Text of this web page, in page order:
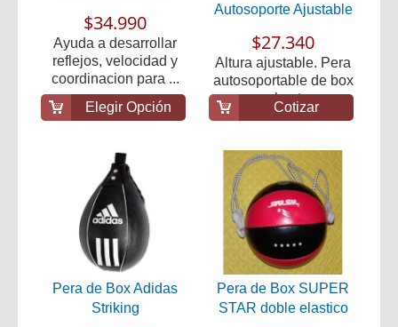
$34.990
Ayuda a desarrollar
reflejos, velocidad y
coordinacion para ...
Elegir Opción
Autosoporte Ajustable
$27.340
Altura ajustable. Pera
autosoportable de box
para el entren...
Cotizar
Pera de Box Adidas
Striking
Pera de Box SUPER
STAR doble elastico